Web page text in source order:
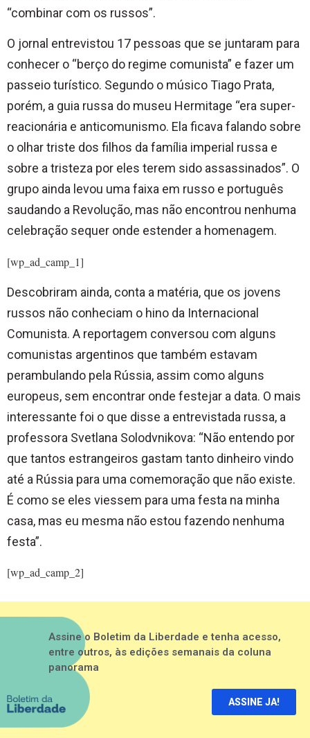
“combinar com os russos”.
O jornal entrevistou 17 pessoas que se juntaram para
conhecer o “berço do regime comunista” e fazer um
passeio turístico. Segundo o músico Tiago Prata,
porém, a guia russa do museu Hermitage “era super-
reacionária e anticomunismo. Ela ficava falando sobre
o olhar triste dos filhos da família imperial russa e
sobre a tristeza por eles terem sido assassinados”. O
grupo ainda levou uma faixa em russo e português
saudando a Revolução, mas não encontrou nenhuma
celebração sequer onde estender a homenagem.
[wp_ad_camp_1]
Descobriram ainda, conta a matéria, que os jovens
russos não conheciam o hino da Internacional
Comunista. A reportagem conversou com alguns
comunistas argentinos que também estavam
perambulando pela Rússia, assim como alguns
europeus, sem encontrar onde festejar a data. O mais
interessante foi o que disse a entrevistada russa, a
professora Svetlana Solodvnikova: “Não entendo por
que tantos estrangeiros gastam tanto dinheiro vindo
até a Rússia para uma comemoração que não existe.
É como se eles viessem para uma festa na minha
casa, mas eu mesma não estou fazendo nenhuma
festa”.
[wp_ad_camp_2]
Assine o Boletim da Liberdade e tenha acesso,
entre outros, às edições semanais da coluna
panorama
ASSINE JA!